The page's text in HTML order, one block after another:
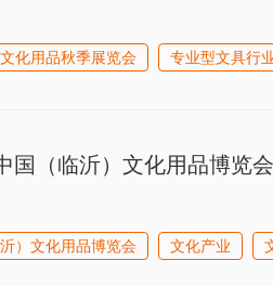
化用品秋季展览会 专业型文具行
国（临沂）文化用品博览
）文化用品博览会 文化产业